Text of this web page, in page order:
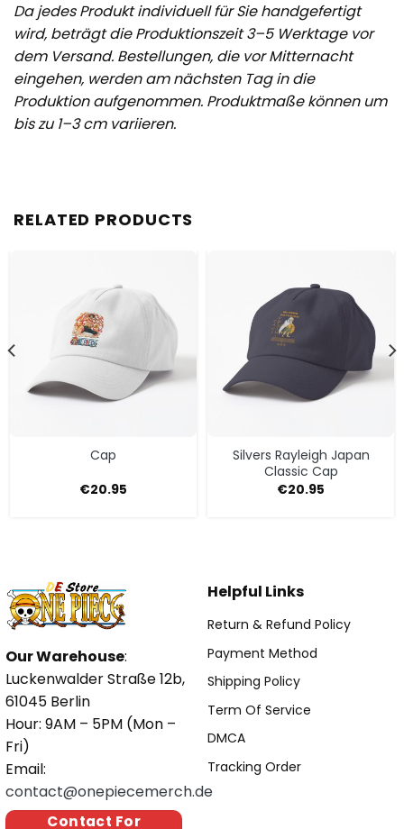
Da jedes Produkt individuell für Sie handgefertigt
wird, beträgt die Produktionszeit 3–5 Werktage vor
dem Versand. Bestellungen, die vor Mitternacht
eingehen, werden am nächsten Tag in die
Produktion aufgenommen. Produktmaße können um
bis zu 1–3 cm variieren.
RELATED PRODUCTS
Cap
€20.95
Silvers Rayleigh Japan
Classic Cap
€20.95
Our Warehouse:
Luckenwalder Straße 12b,
61045 Berlin
Hour: 9AM – 5PM (Mon –
Fri)
Email:
contact@onepiecemerch.de
Contact For
Helpful Links
Return & Refund Policy
Payment Method
Shipping Policy
Term Of Service
DMCA
Tracking Order